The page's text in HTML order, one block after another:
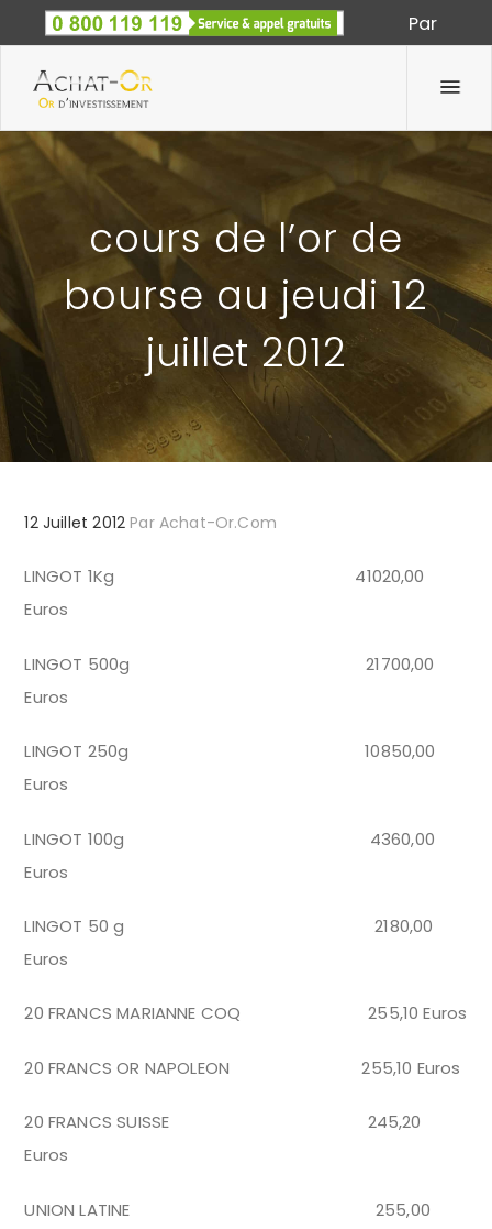
Par
Spécialiste des métaux précieux depuis 1933
cours de l’or de
bourse au jeudi 12
juillet 2012
12 Juillet 2012 ParAchat-Or.com
LINGOT 1Kg 41020,00
Euros
LINGOT 500g 21700,00
Euros
LINGOT 250g 10850,00
Euros
LINGOT 100g 4360,00
Euros
LINGOT 50 g 2180,00
Euros
20 FRANCS MARIANNE COQ 255,10 Euros
20 FRANCS OR NAPOLEON 255,10 Euros
20 FRANCS SUISSE 245,20
Euros
UNION LATINE 255,00